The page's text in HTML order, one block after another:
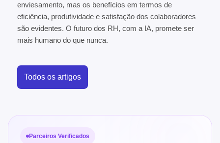
enviesamento, mas os benefícios em termos de
eficiência, produtividade e satisfação dos colaboradores
são evidentes. O futuro dos RH, com a IA, promete ser
mais humano do que nunca.
Todos os artigos
Parceiros Verificados